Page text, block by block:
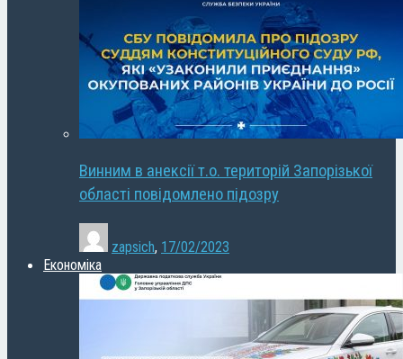
Винним в анексії т.о. територій Запорізької
області повідомлено підозру
zapsich, 17/02/2023
Економіка